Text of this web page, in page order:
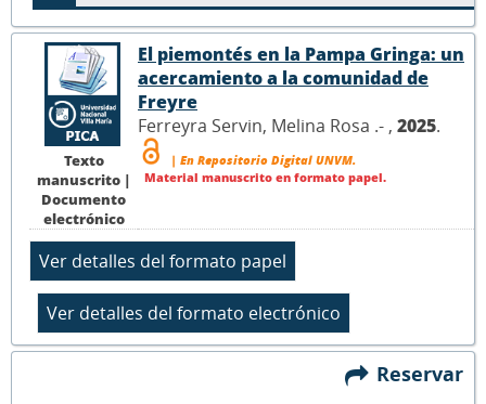
Texto
manuscrito |
Documento
electrónico
El piemontés en la Pampa Gringa: un
acercamiento a la comunidad de
Freyre
Ferreyra Servin, Melina Rosa .- , 2025.
| En Repositorio Digital UNVM.
Material manuscrito en formato papel.
Reservar